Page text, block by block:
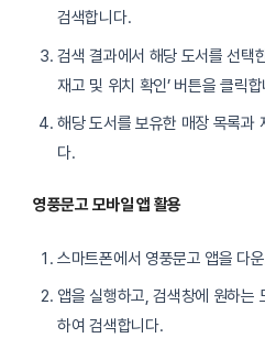
검색합니다.
검색 결과에서 해당 도서를 선택
재고 및 위치 확인’ 버튼을 클릭
해당 도서를 보유한 매장 목록과
다.
영풍문고 모바일 앱 활용
스마트폰에서 영풍문고 앱을 다
앱을 실행하고, 검색창에 원하는
하여 검색합니다.